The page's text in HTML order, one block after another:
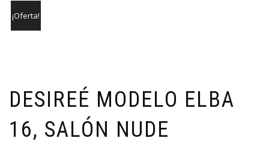
¡Oferta!
DESIREÉ MODELO ELBA
16, SALÓN NUDE